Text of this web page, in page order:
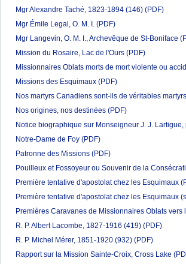
Mgr Alexandre Taché, 1823-1894 (146) (PDF)
Mgr Émile Legal, O. M. I. (PDF)
Mgr Langevin, O. M. I., Archevêque de St-Boniface
Mission du Rosaire, Lac de l'Ours (PDF)
Missionnaires Oblats morts de mort violente ou
Missions des Esquimaux (PDF)
Nos martyrs Canadiens sont-ils de véritables martyrs
Nos origines, nos destinées (PDF)
Notice biographique sur Monseigneur J. J.
Notre-Dame de Foy (PDF)
Patronne des Missions (PDF)
Pouilleux et Fossoyeur ou Souvenir de la
Première tentative d'apostolat chez les Esquimaux
Première tentative d'apostolat chez les Esquimaux
Premières Caravanes de Missionnaires Oblats vers
R. P. Albert Lacombe, 1827-1916 (419) (PDF)
R. P. Michel Mérer, 1851-1920 (932) (PDF)
Rapport sur la Mission Sainte-Croix, Cross Lake